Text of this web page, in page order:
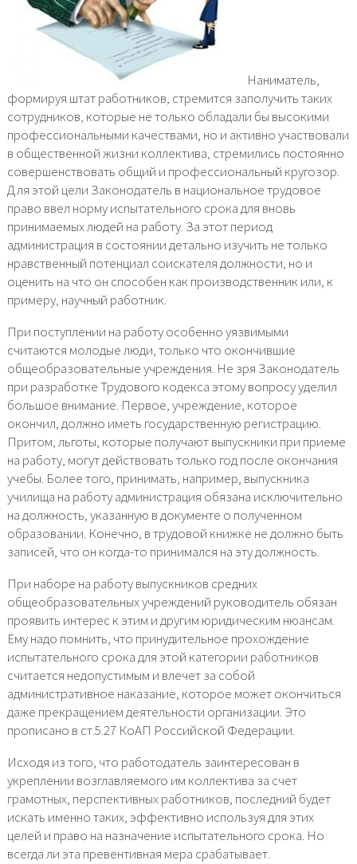
Наниматель,
формируя штат работников, стремится заполучить таких
сотрудников, которые не только обладали бы высокими
профессиональными качествами, но и активно участвовали
в общественной жизни коллектива, стремились постоянно
совершенствовать общий и профессиональный кругозор.
Для этой цели Законодатель в национальное трудовое
право ввел норму испытательного срока для вновь
принимаемых людей на работу. За этот период
администрация в состоянии детально изучить не только
нравственный потенциал соискателя должности, но и
оценить на что он способен как производственник или, к
примеру, научный работник.
При поступлении на работу особенно уязвимыми
считаются молодые люди, только что окончившие
общеобразовательные учреждения. Не зря Законодатель
при разработке Трудового кодекса этому вопросу уделил
большое внимание. Первое, учреждение, которое
окончил, должно иметь государственную регистрацию.
Притом, льготы, которые получают выпускники при приеме
на работу, могут действовать только год после окончания
учебы. Более того, принимать, например, выпускника
училища на работу администрация обязана исключительно
на должность, указанную в документе о полученном
образовании. Конечно, в трудовой книжке не должно быть
записей, что он когда-то принимался на эту должность.
При наборе на работу выпускников средних
общеобразовательных учреждений руководитель обязан
проявить интерес к этим и другим юридическим нюансам.
Ему надо помнить, что принудительное прохождение
испытательного срока для этой категории работников
считается недопустимым и влечет за собой
административное наказание, которое может окончиться
даже прекращением деятельности организации. Это
прописано в ст.5.27 КоАП Российской Федерации.
Исходя из того, что работодатель заинтересован в
укреплении возглавляемого им коллектива за счет
грамотных, перспективных работников, последний будет
искать именно таких, эффективно используя для этих
целей и право на назначение испытательного срока. Но
всегда ли эта превентивная мера срабатывает.